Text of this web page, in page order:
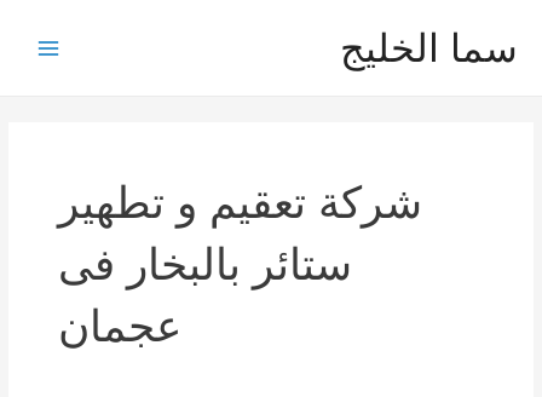
سما الخليج
شركة تعقيم و تطهير
ستائر بالبخار فى
عجمان